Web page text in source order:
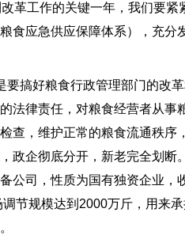
工作的关键一年，我们要紧
食应急供应保障体系），充
好粮食行政管理部门的改
法律责任，对粮食经营者从
查，维护正常的粮食流通秩
政企彻底分开，新老完全划断
公司，性质为国有独资企业
节规模达到2000万斤，用来